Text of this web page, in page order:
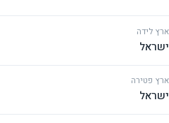
ארץ לידה
ישראל
ארץ פטירה
ישראל